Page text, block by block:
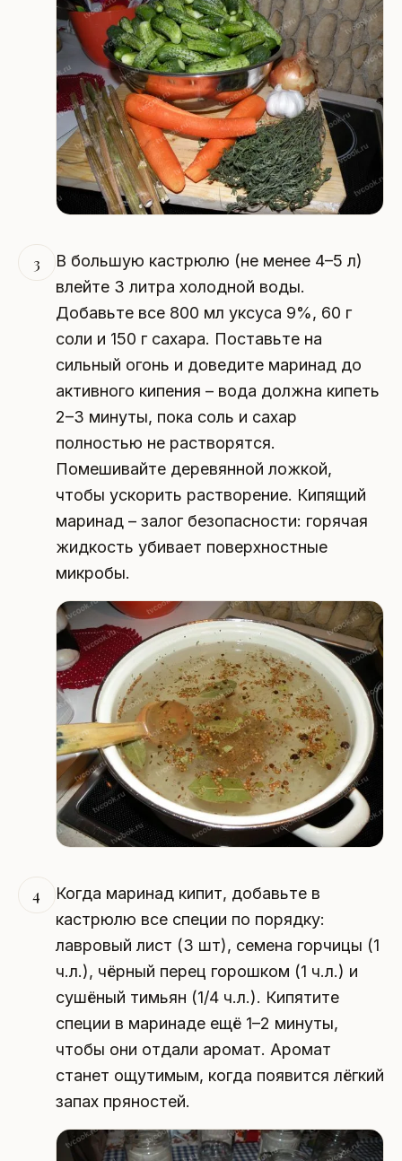
3
В большую кастрюлю (не менее 4–5 л)
влейте 3 литра холодной воды.
Добавьте все 800 мл уксуса 9%, 60 г
соли и 150 г сахара. Поставьте на
сильный огонь и доведите маринад до
активного кипения – вода должна кипеть
2–3 минуты, пока соль и сахар
полностью не растворятся.
Помешивайте деревянной ложкой,
чтобы ускорить растворение. Кипящий
маринад – залог безопасности: горячая
жидкость убивает поверхностные
микробы.
4
Когда маринад кипит, добавьте в
кастрюлю все специи по порядку:
лавровый лист (3 шт), семена горчицы (1
ч.л.), чёрный перец горошком (1 ч.л.) и
сушёный тимьян (1/4 ч.л.). Кипятите
специи в маринаде ещё 1–2 минуты,
чтобы они отдали аромат. Аромат
станет ощутимым, когда появится лёгкий
запах пряностей.